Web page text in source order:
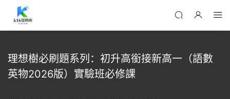
理想樹必刷題系列：初升高銜接新高一（語數
英物2026版）實驗班必修課